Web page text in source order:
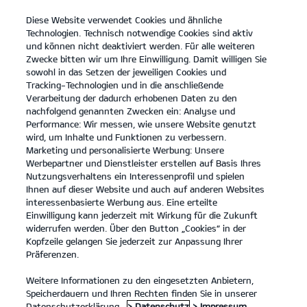
open
menu
KONTAKT
JOBS UND KARRIERE
JOBS UND KARRIERE
Aktuell haben wir folgende Stellen zu besetzen. Wir freuen uns
Diese Website verwendet Cookies und ähnliche
Technologien. Technisch notwendige Cookies sind aktiv
und können nicht deaktiviert werden. Für alle weiteren
Zwecke bitten wir um Ihre Einwilligung. Damit willigen Sie
sowohl in das Setzen der jeweiligen Cookies und
Tracking-Technologien und in die anschließende
Verarbeitung der dadurch erhobenen Daten zu den
nachfolgend genannten Zwecken ein: Analyse und
Performance: Wir messen, wie unsere Website genutzt
wird, um Inhalte und Funktionen zu verbessern.
Marketing und personalisierte Werbung: Unsere
Werbepartner und Dienstleister erstellen auf Basis Ihres
Nutzungsverhaltens ein Interessenprofil und spielen
Ihnen auf dieser Website und auch auf anderen Websites
interessenbasierte Werbung aus. Eine erteilte
Einwilligung kann jederzeit mit Wirkung für die Zukunft
widerrufen werden. Über den Button „Cookies“ in der
Kopfzeile gelangen Sie jederzeit zur Anpassung Ihrer
Präferenzen.
Weitere Informationen zu den eingesetzten Anbietern,
Speicherdauern und Ihren Rechten finden Sie in unserer